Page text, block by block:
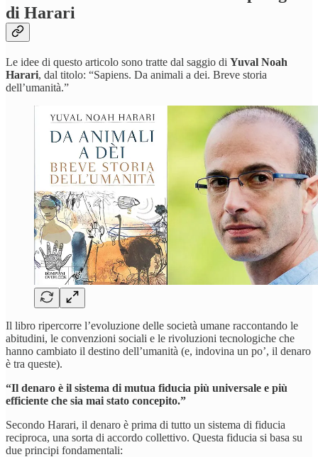
di Harari
Le idee di questo articolo sono tratte dal saggio di Yuval Noah
Harari, dal titolo: “Sapiens. Da animali a dei. Breve storia
dell’umanità.”
Il libro ripercorre l’evoluzione delle società umane raccontando le
abitudini, le convenzioni sociali e le rivoluzioni tecnologiche che
hanno cambiato il destino dell’umanità (e, indovina un po’, il denaro
è tra queste).
“Il denaro è il sistema di mutua fiducia più universale e più
efficiente che sia mai stato concepito.”
Secondo Harari, il denaro è prima di tutto un sistema di fiducia
reciproca, una sorta di accordo collettivo. Questa fiducia si basa su
due principi fondamentali: